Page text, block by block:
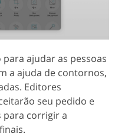
ajudar as pessoas
a ajuda de contornos,
Editores
seu pedido e
para corrigir a